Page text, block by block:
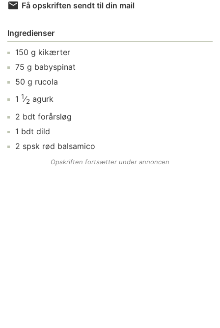
Få opskriften sendt til din mail
Ingredienser
150 g kikærter
75 g babyspinat
50 g rucola
1 1⁄2 agurk
2 bdt forårsløg
1 bdt dild
2 spsk rød balsamico
Opskriften fortsætter under annoncen